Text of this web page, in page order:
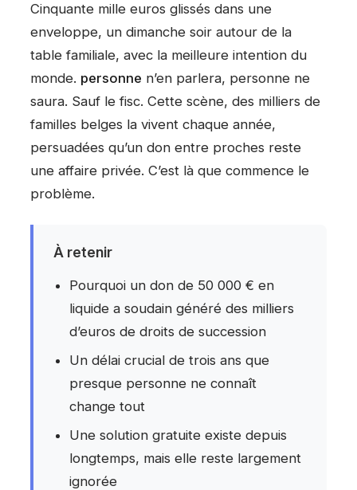
Cinquante mille euros glissés dans une
enveloppe, un dimanche soir autour de la
table familiale, avec la meilleure intention du
monde. personne n’en parlera, personne ne
saura. Sauf le fisc. Cette scène, des milliers de
familles belges la vivent chaque année,
persuadées qu’un don entre proches reste
une affaire privée. C’est là que commence le
problème.
À retenir
Pourquoi un don de 50 000 € en
liquide a soudain généré des milliers
d’euros de droits de succession
Un délai crucial de trois ans que
presque personne ne connaît
change tout
Une solution gratuite existe depuis
longtemps, mais elle reste largement
ignorée